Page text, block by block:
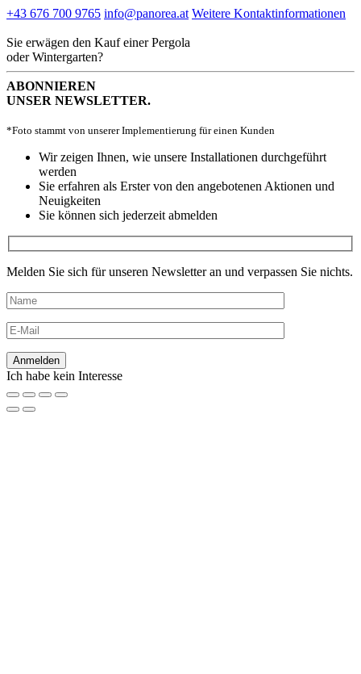
+43 676 700 9765 info@panorea.at Weitere Kontaktinformationen
Sie erwägen den Kauf einer Pergola
oder Wintergarten?
ABONNIEREN
UNSER NEWSLETTER.
*Foto stammt von unserer Implementierung für einen Kunden
Wir zeigen Ihnen, wie unsere Installationen durchgeführt
werden
Sie erfahren als Erster von den angebotenen Aktionen und
Neuigkeiten
Sie können sich jederzeit abmelden
Melden Sie sich für unseren Newsletter an und verpassen Sie nichts.
Ich habe kein Interesse